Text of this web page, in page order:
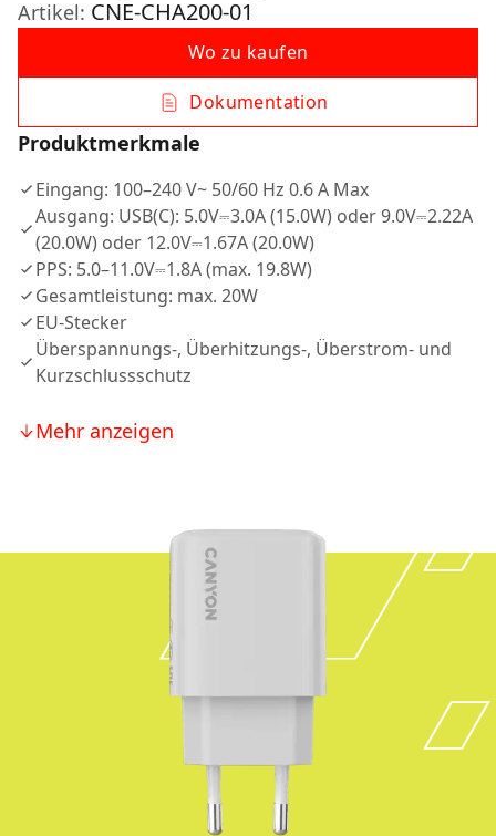
Artikel: CNE-CHA200-01
Wo zu kaufen
Dokumentation
Produktmerkmale
Eingang: 100–240 V~ 50/60 Hz 0.6 A Max
Ausgang: USB(C): 5.0V⎓3.0A (15.0W) oder 9.0V⎓2.22A
(20.0W) oder 12.0V⎓1.67A (20.0W)
PPS: 5.0–11.0V⎓1.8A (max. 19.8W)
Gesamtleistung: max. 20W
EU-Stecker
Überspannungs-, Überhitzungs-, Überstrom- und
Kurzschlussschutz
Mehr anzeigen